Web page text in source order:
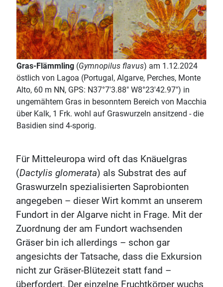
Gras-Flämmling (Gymnopilus flavus) am 1.12.2024
östlich von Lagoa (Portugal, Algarve, Perches, Monte
Alto, 60 m NN, GPS: N37°7'3.88" W8°23'42.97") in
ungemähtem Gras in besonntem Bereich von Macchia
über Kalk, 1 Frk. wohl auf Graswurzeln ansitzend - die
Basidien sind 4-sporig.
Für Mitteleuropa wird oft das Knäuelgras
(Dactylis glomerata) als Substrat des auf
Graswurzeln spezialisierten Saprobionten
angegeben – dieser Wirt kommt an unserem
Fundort in der Algarve nicht in Frage. Mit der
Zuordnung der am Fundort wachsenden
Gräser bin ich allerdings – schon gar
angesichts der Tatsache, dass die Exkursion
nicht zur Gräser-Blütezeit statt fand –
überfordert. Der einzelne Fruchtkörper wuchs